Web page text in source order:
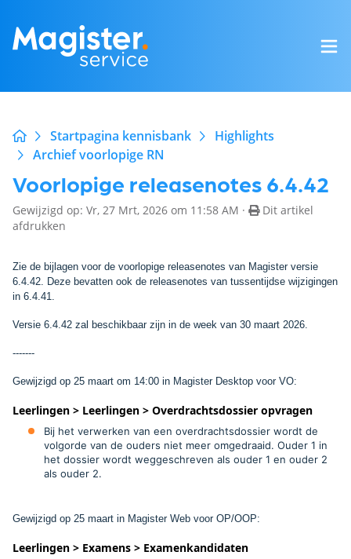
Startpagina kennisbank
Highlights
Archief voorlopige RN
Voorlopige releasenotes 6.4.42
Gewijzigd op: Vr, 27 Mrt, 2026 om 11:58 AM ·
Dit artikel
afdrukken
Zie de bijlagen voor de voorlopige releasenotes van Magister versie
6.4.42. Deze bevatten ook de releasenotes van tussentijdse wijzigingen
in 6.4.41.
Versie 6.4.42 zal beschikbaar zijn in de week van 30 maart 2026.
-------
Gewijzigd op 25 maart om 14:00 in Magister Desktop voor VO:
Leerlingen > Leerlingen > Overdrachtsdossier opvragen
Bij het verwerken van een overdrachtsdossier wordt de
volgorde van de ouders niet meer omgedraaid. Ouder 1 in
het dossier wordt weggeschreven als ouder 1 en ouder 2
als ouder 2.
Gewijzigd op 25 maart in Magister Web voor OP/OOP:
Leerlingen > Examens > Examenkandidaten